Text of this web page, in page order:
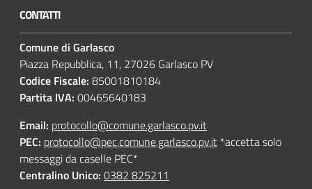
CONTATTI
Comune di Garlasco
Piazza Repubblica, 11, 27026 Garlasco PV
Codice Fiscale: 85001810184
Partita IVA: 00465640183
Email: protocollo@comune.garlasco.pv.it
PEC: protocollo@pec.comune.garlasco.pv.it *accetta solo
messaggi da caselle PEC*
Centralino Unico: 0382 825211